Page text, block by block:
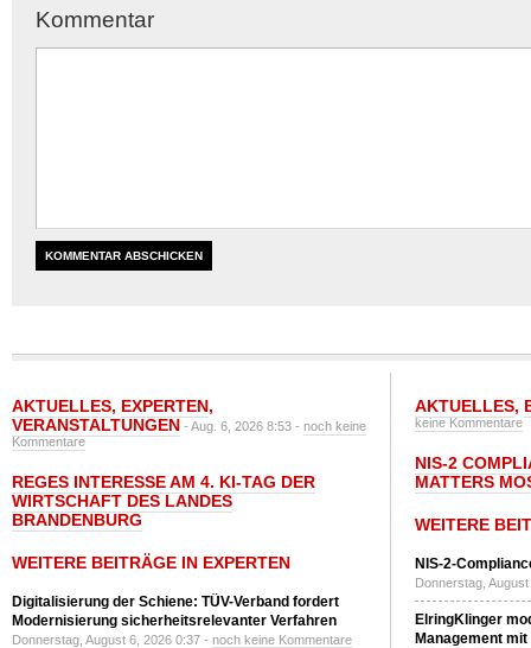
Kommentar
AKTUELLES, EXPERTEN,
VERANSTALTUNGEN - Aug. 6, 2026 8:53 - noch keine
Kommentare
REGES INTERESSE AM 4. KI-TAG DER
WIRTSCHAFT DES LANDES
BRANDENBURG
WEITERE BEITRÄGE IN EXPERTEN
Digitalisierung der Schiene: TÜV-Verband fordert
Modernisierung sicherheitsrelevanter Verfahren
Donnerstag, August 6, 2026 0:37 - noch keine Kommentare
AKTUELLES,
keine Kommentare
NIS-2
MATTERS
WEITERE
NIS-2-
Donnerstag,
ElringKlinger
Management